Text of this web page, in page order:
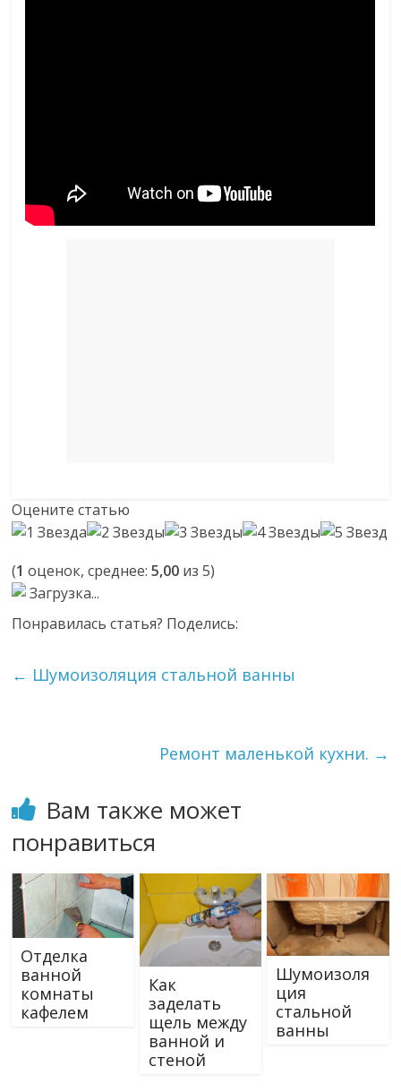
Оцените статью
(1 оценок, среднее:5,00 из 5)
Загрузка...
Понравилась статья? Поделись:
← Шумоизоляция стальной ванны
Ремонт маленькой кухни. →
Вам также может
понравиться
Отделка
ванной
комнаты
кафелем
Как
заделать
щель между
ванной и
стеной
Шумоизоля
ция
стальной
ванны